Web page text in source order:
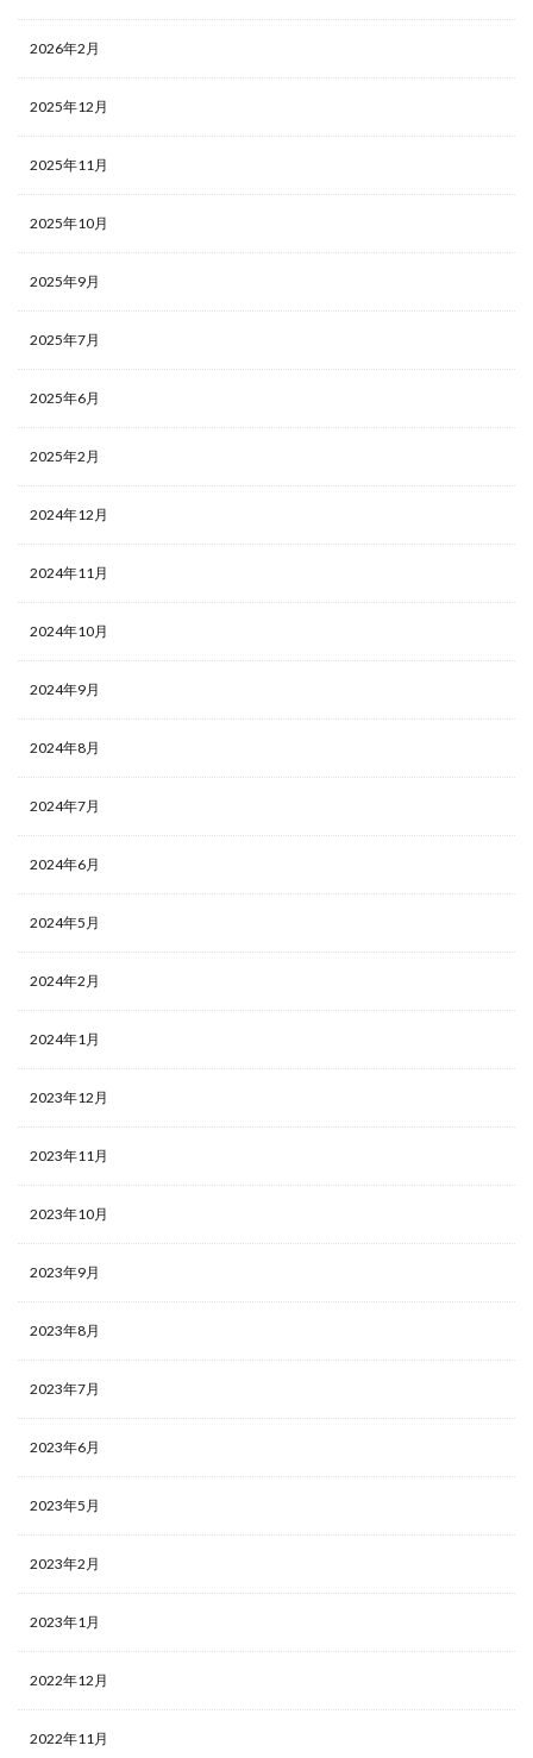
2026年2月
2025年12月
2025年11月
2025年10月
2025年9月
2025年7月
2025年6月
2025年2月
2024年12月
2024年11月
2024年10月
2024年9月
2024年8月
2024年7月
2024年6月
2024年5月
2024年2月
2024年1月
2023年12月
2023年11月
2023年10月
2023年9月
2023年8月
2023年7月
2023年6月
2023年5月
2023年2月
2023年1月
2022年12月
2022年11月